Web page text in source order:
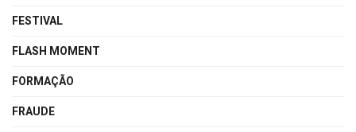
FESTIVAL
FLASH MOMENT
FORMAÇÃO
FRAUDE